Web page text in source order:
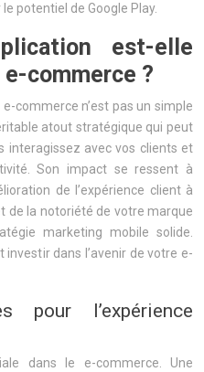
potentiel de Google Play.
est-elle
commerce ?
commerce n’est pas un simple
atout stratégique qui peut
interagissez avec vos clients et
Son impact se ressent à
de l’expérience client à
de la notoriété de votre marque
marketing mobile solide.
investir dans l’avenir de votre e-
pour l’expérience
dans le e-commerce. Une